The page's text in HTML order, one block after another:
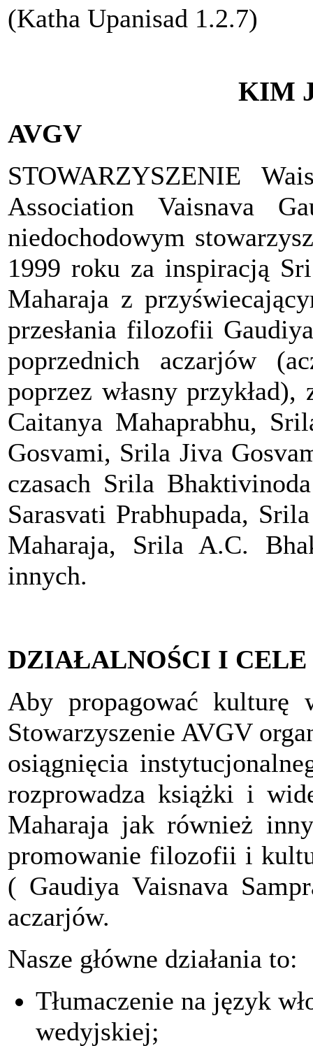
(Katha Upanisad 1.2.7)
KIM
AVGV
STOWARZYSZENIE
Association Vaisnava
niedochodowym
1999 roku za inspiracją
Maharaja z
przesłania filozofii
poprzednich aczarjów
poprzez własny
Caitanya Mahaprabhu,
Gosvami, Srila Jiva
czasach Srila
Sarasvati Prabhupada,
Maharaja, Srila A.C.
innych.
DZIAŁALNOŚCI I CELE
Aby propagować kulturę
Stowarzyszenie AVGV
osiągnięcia
rozprowadza książki i
Maharaja jak również
promowanie filozofii i
( Gaudiya Vaisnava
aczarjów.
Nasze główne działania to:
Tłumaczenie na język
wedyjskiej;